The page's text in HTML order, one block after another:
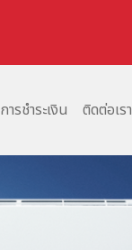
การชำระเงิน ติดต่อเรา